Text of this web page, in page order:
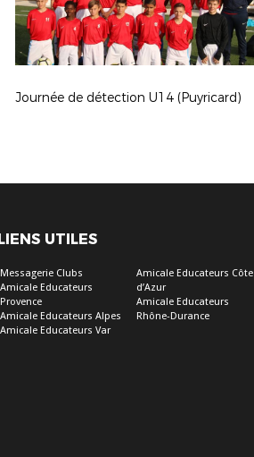
Journée de détection U14 (Puyricard)
UTILES
Messagerie Clubs
Amicale Educateurs
Provence
Amicale Educateurs Alpes
Amicale Educateurs Var
Amicale Educateurs Côte
d’Azur
Amicale Educateurs
Rhône-Durance